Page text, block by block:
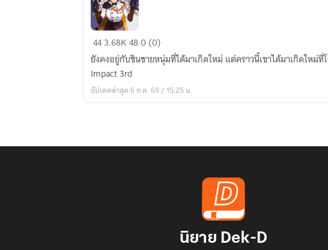
Honkai
Impact
3rd
:
นักรบ
443.68K480 (0)
ยังคงอยู่กับชินชายหนุ่มที่ได้มาเกิดใหม่ แต่คราวนี้เขาได้มาเกิดใหม่ที่
Impact 3rd
อัปเดตล่าสุด 6 ก.ค. 69 / 15:25 น.
นิยาย Dek-D